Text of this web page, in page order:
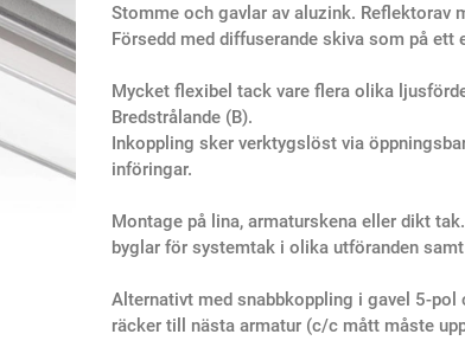
Stomme och gavlar av aluzink. Reflektorav
Försedd med diffuserande skiva som på
Mycket flexibel tack vare flera olika
Bredstrålande (B).
Inkoppling sker verktygslöst via
införingar.
Montage på lina, armaturskena eller dikt
byglar för systemtak i olika utföranden
Alternativt med snabbkoppling i gavel 5-
räcker till nästa armatur (c/c mått måste